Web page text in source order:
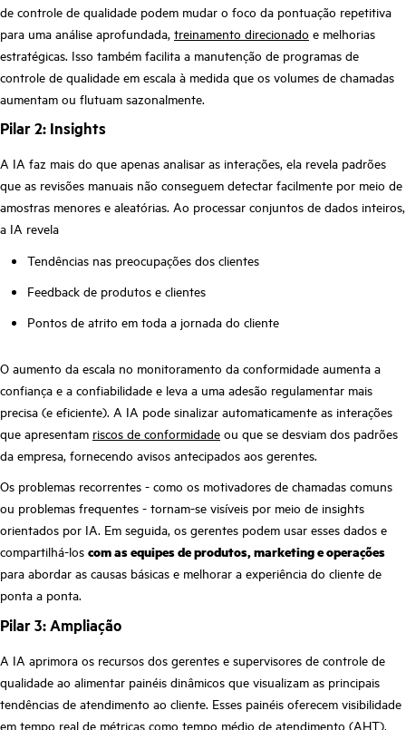
de controle de qualidade podem mudar o foco da pontuação repetitiva
para uma análise aprofundada, treinamento direcionado e melhorias
estratégicas. Isso também facilita a manutenção de programas de
controle de qualidade em escala à medida que os volumes de chamadas
aumentam ou flutuam sazonalmente.
Pilar 2: Insights
A IA faz mais do que apenas analisar as interações, ela revela padrões
que as revisões manuais não conseguem detectar facilmente por meio de
amostras menores e aleatórias. Ao processar conjuntos de dados inteiros,
a IA revela
Tendências nas preocupações dos clientes
Feedback de produtos e clientes
Pontos de atrito em toda a jornada do cliente
O aumento da escala no monitoramento da conformidade aumenta a
confiança e a confiabilidade e leva a uma adesão regulamentar mais
precisa (e eficiente). A IA pode sinalizar automaticamente as interações
que apresentam riscos de conformidade ou que se desviam dos padrões
da empresa, fornecendo avisos antecipados aos gerentes.
Os problemas recorrentes - como os motivadores de chamadas comuns
ou problemas frequentes - tornam-se visíveis por meio de insights
orientados por IA. Em seguida, os gerentes podem usar esses dados e
compartilhá-los com as equipes de produtos, marketing e operações
para abordar as causas básicas e melhorar a experiência do cliente de
ponta a ponta.
Pilar 3: Ampliação
A IA aprimora os recursos dos gerentes e supervisores de controle de
qualidade ao alimentar painéis dinâmicos que visualizam as principais
tendências de atendimento ao cliente. Esses painéis oferecem visibilidade
em tempo real de métricas como tempo médio de atendimento (AHT),